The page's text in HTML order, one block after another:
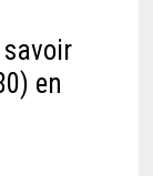
savoir
en